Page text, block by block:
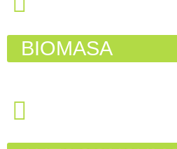
BIOMASA